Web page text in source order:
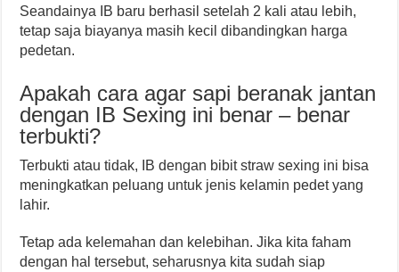
Seandainya IB baru berhasil setelah 2 kali atau lebih,
tetap saja biayanya masih kecil dibandingkan harga
pedetan.
Apakah cara agar sapi beranak jantan
dengan IB Sexing ini benar – benar
terbukti?
Terbukti atau tidak, IB dengan bibit straw sexing ini bisa
meningkatkan peluang untuk jenis kelamin pedet yang
lahir.
Tetap ada kelemahan dan kelebihan. Jika kita faham
dengan hal tersebut, seharusnya kita sudah siap